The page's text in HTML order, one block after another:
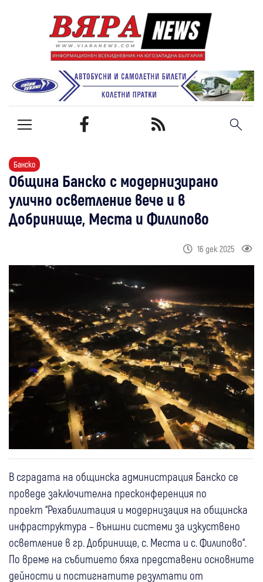
Банско
Община Банско с модернизирано
улично осветление вече и в
Добринище, Места и Филипово
16 дек 2025
В сградата на общинска администрация Банско се
проведе заключителна пресконференция по
проект “Рехабилитация и модернизация на общинска
инфраструктура – външни системи за изкуствено
осветление в гр. Добринище, с. Места и с. Филипово“.
По време на събитието бяха представени основните
дейности и постигнатите резултати от